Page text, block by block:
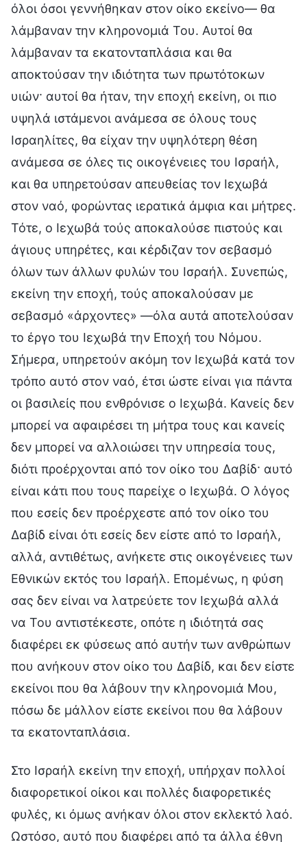
όλοι όσοι γεννήθηκαν στον οίκο εκείνο— θα
λάμβαναν την κληρονομιά Του. Αυτοί θα
λάμβαναν τα εκατονταπλάσια και θα
αποκτούσαν την ιδιότητα των πρωτότοκων
υιών· αυτοί θα ήταν, την εποχή εκείνη, οι πιο
υψηλά ιστάμενοι ανάμεσα σε όλους τους
Ισραηλίτες, θα είχαν την υψηλότερη θέση
ανάμεσα σε όλες τις οικογένειες του Ισραήλ,
και θα υπηρετούσαν απευθείας τον Ιεχωβά
στον ναό, φορώντας ιερατικά άμφια και μήτρες.
Τότε, ο Ιεχωβά τούς αποκαλούσε πιστούς και
άγιους υπηρέτες, και κέρδιζαν τον σεβασμό
όλων των άλλων φυλών του Ισραήλ. Συνεπώς,
εκείνη την εποχή, τούς αποκαλούσαν με
σεβασμό «άρχοντες» —όλα αυτά αποτελούσαν
το έργο του Ιεχωβά την Εποχή του Νόμου.
Σήμερα, υπηρετούν ακόμη τον Ιεχωβά κατά τον
τρόπο αυτό στον ναό, έτσι ώστε είναι για πάντα
οι βασιλείς που ενθρόνισε ο Ιεχωβά. Κανείς δεν
μπορεί να αφαιρέσει τη μήτρα τους και κανείς
δεν μπορεί να αλλοιώσει την υπηρεσία τους,
διότι προέρχονται από τον οίκο του Δαβίδ· αυτό
είναι κάτι που τους παρείχε ο Ιεχωβά. Ο λόγος
που εσείς δεν προέρχεστε από τον οίκο του
Δαβίδ είναι ότι εσείς δεν είστε από το Ισραήλ,
αλλά, αντιθέτως, ανήκετε στις οικογένειες των
Εθνικών εκτός του Ισραήλ. Επομένως, η φύση
σας δεν είναι να λατρεύετε τον Ιεχωβά αλλά
να Του αντιστέκεστε, οπότε η ιδιότητά σας
διαφέρει εκ φύσεως από αυτήν των ανθρώπων
που ανήκουν στον οίκο του Δαβίδ, και δεν είστε
εκείνοι που θα λάβουν την κληρονομιά Μου,
πόσω δε μάλλον είστε εκείνοι που θα λάβουν
τα εκατονταπλάσια.
Στο Ισραήλ εκείνη την εποχή, υπήρχαν πολλοί
διαφορετικοί οίκοι και πολλές διαφορετικές
φυλές, κι όμως ανήκαν όλοι στον εκλεκτό λαό.
Ωστόσο, αυτό που διαφέρει από τα άλλα έθνη